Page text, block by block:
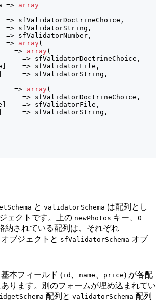
=> array
=> sfValidatorDoctrineChoice,
=> sfValidatorString,
=> sfValidatorNumber,
=>
array(
=>
array(
=> sfValidatorDoctrineChoice,
]
    => sfValidatorFile,
     => sfValidatorString,
=>
array(
=> sfValidatorDoctrineChoice,
]
    => sfValidatorFile,
     => sfValidatorString,
と validatorSchema は配列とし
ェクトです。上の newPhotos キー、 0
納されている配列は、それぞれ
オブジェクトと sfValidatorSchema オブ
本フィールド (id name price) が各配
ります。別のフォームが埋め込まれてい
配列と validatorSchema 配列